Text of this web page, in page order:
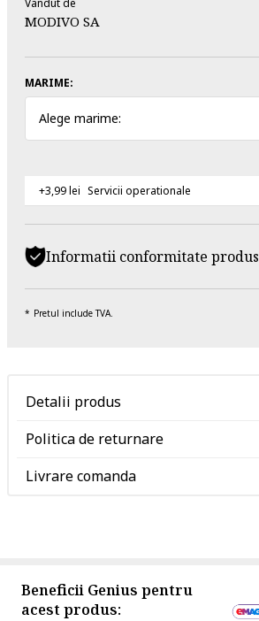
MODIVO SA
MARIME:
Alege marime:
+3,99 lei Servicii operationale
Informatii conformitate produs
Pretul include TVA.
Detalii produs
Politica de returnare
Livrare comanda
Beneficii Genius pentru
acest produs: